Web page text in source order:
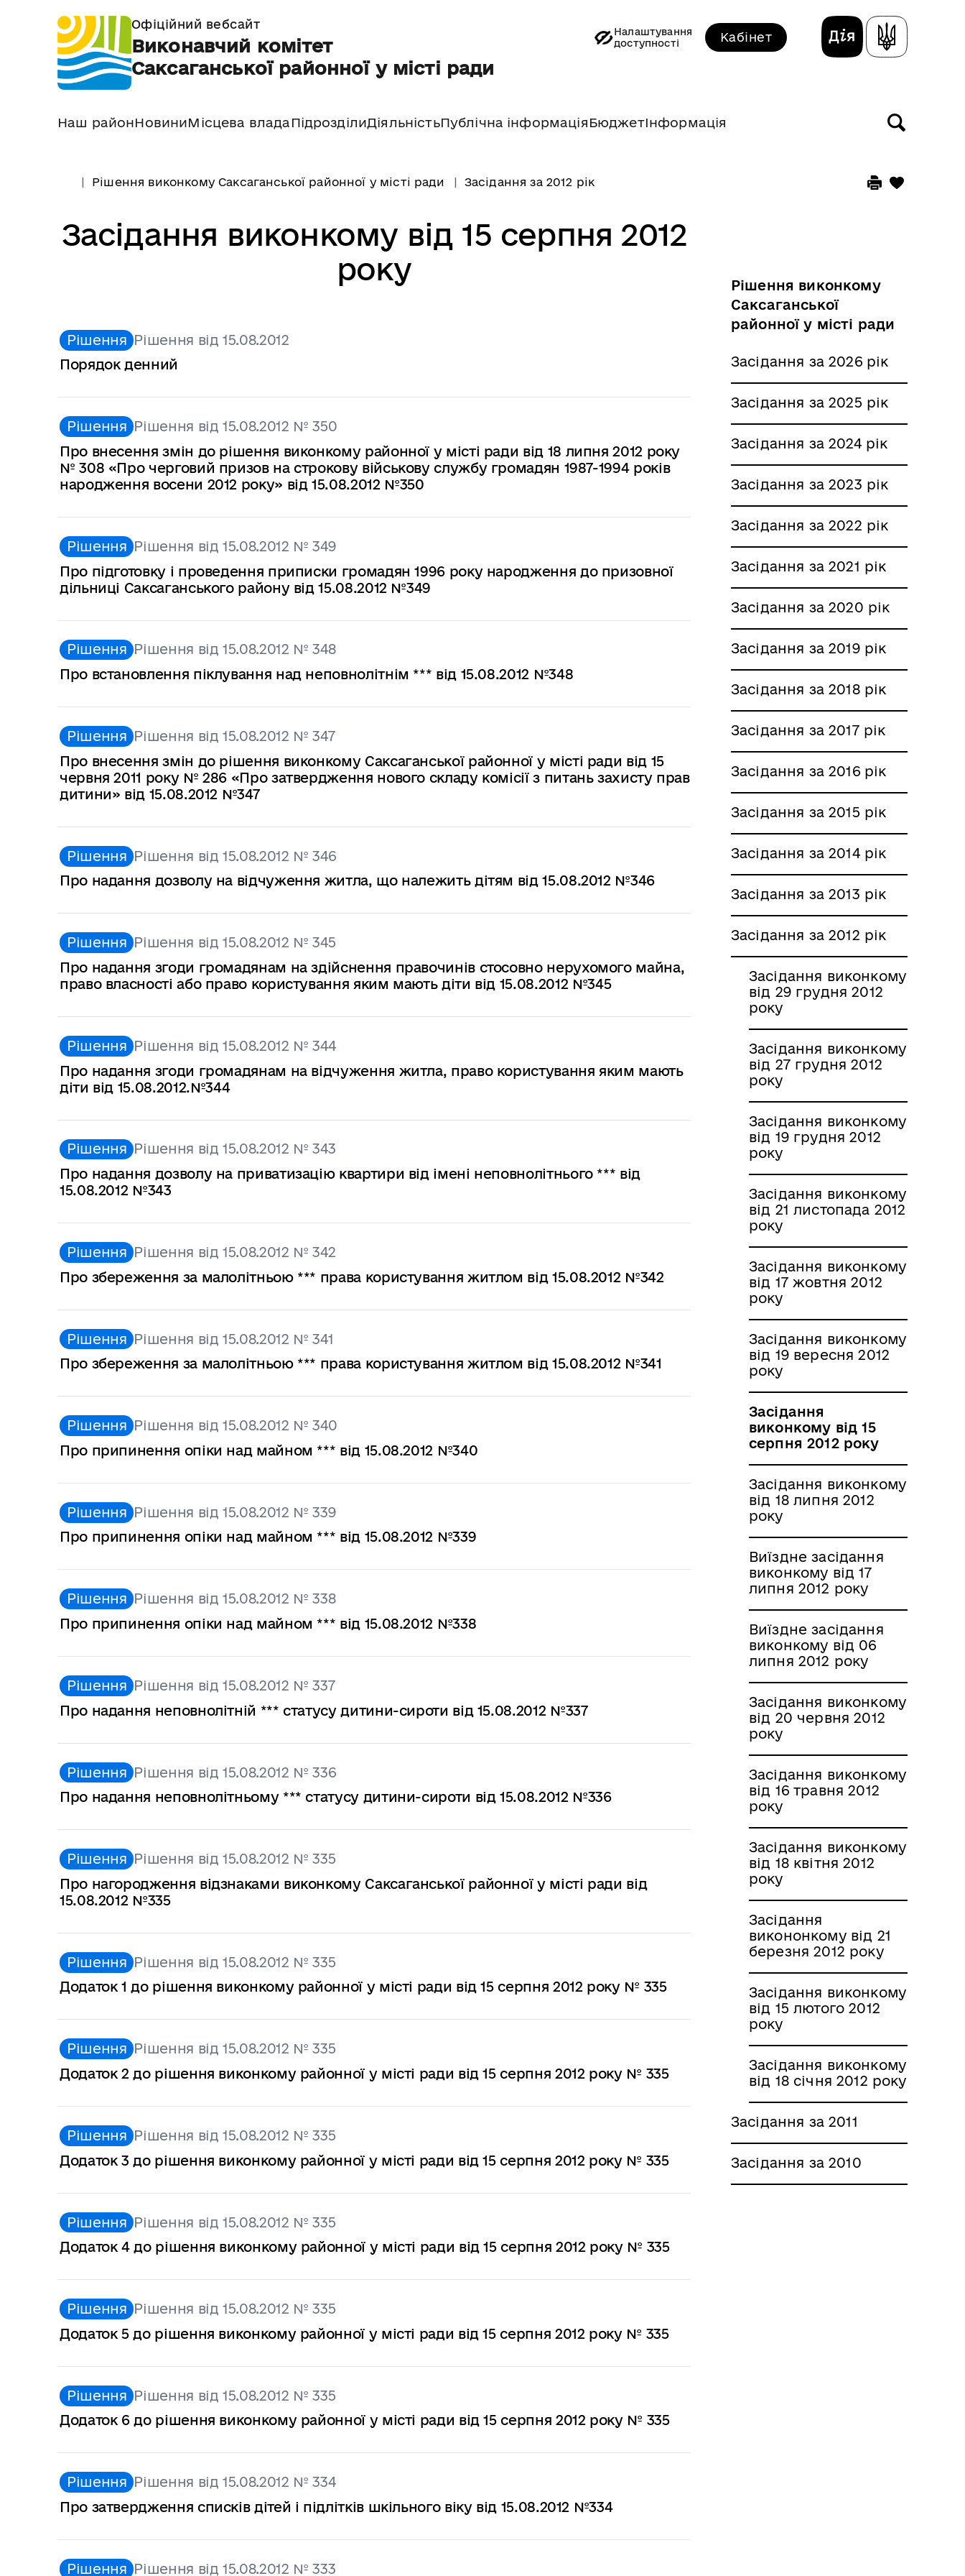
Офіційний вебсайт
Виконавчий комітет
Саксаганської районної у місті ради
Налаштування
доступності
Кабінет
Наш районНовиниМісцева влада ПідрозділиДіяльністьПублічна інформація БюджетІнформація
Рішення виконкому Саксаганської районної у місті ради Засідання за 2012 рік
Засідання виконкому від 15 серпня 2012
року
Рішення Рішення від 15.08.2012
Порядок денний
Рішення Рішення від 15.08.2012 № 350
Про внесення змін до рішення виконкому районної у місті ради від 18 липня 2012 року
№ 308 «Про черговий призов на строкову військову службу громадян 1987-1994 років
народження восени 2012 року» від 15.08.2012 №350
Рішення Рішення від 15.08.2012 № 349
Про підготовку і проведення приписки громадян 1996 року народження до призовної
дільниці Саксаганського району від 15.08.2012 №349
Рішення Рішення від 15.08.2012 № 348
Про встановлення піклування над неповнолітнім *** від 15.08.2012 №348
Рішення Рішення від 15.08.2012 № 347
Про внесення змін до рішення виконкому Саксаганської районної у місті ради від 15
червня 2011 року № 286 «Про затвердження нового складу комісії з питань захисту прав
дитини» від 15.08.2012 №347
Рішення Рішення від 15.08.2012 № 346
Про надання дозволу на відчуження житла, що належить дітям від 15.08.2012 №346
Рішення Рішення від 15.08.2012 № 345
Про надання згоди громадянам на здійснення правочинів стосовно нерухомого майна,
право власності або право користування яким мають діти від 15.08.2012 №345
Рішення Рішення від 15.08.2012 № 344
Про надання згоди громадянам на відчуження житла, право користування яким мають
діти від 15.08.2012.№344
Рішення Рішення від 15.08.2012 № 343
Про надання дозволу на приватизацію квартири від імені неповнолітнього *** від
15.08.2012 №343
Рішення Рішення від 15.08.2012 № 342
Про збереження за малолітньою *** права користування житлом від 15.08.2012 №342
Рішення Рішення від 15.08.2012 № 341
Про збереження за малолітньою *** права користування житлом від 15.08.2012 №341
Рішення Рішення від 15.08.2012 № 340
Про припинення опіки над майном *** від 15.08.2012 №340
Рішення Рішення від 15.08.2012 № 339
Про припинення опіки над майном *** від 15.08.2012 №339
Рішення Рішення від 15.08.2012 № 338
Про припинення опіки над майном *** від 15.08.2012 №338
Рішення Рішення від 15.08.2012 № 337
Про надання неповнолітній *** статусу дитини-сироти від 15.08.2012 №337
Рішення Рішення від 15.08.2012 № 336
Про надання неповнолітньому *** статусу дитини-сироти від 15.08.2012 №336
Рішення Рішення від 15.08.2012 № 335
Про нагородження відзнаками виконкому Саксаганської районної у місті ради від
15.08.2012 №335
Рішення Рішення від 15.08.2012 № 335
Додаток 1 до рішення виконкому районної у місті ради від 15 серпня 2012 року № 335
Рішення Рішення від 15.08.2012 № 335
Додаток 2 до рішення виконкому районної у місті ради від 15 серпня 2012 року № 335
Рішення Рішення від 15.08.2012 № 335
Додаток 3 до рішення виконкому районної у місті ради від 15 серпня 2012 року № 335
Рішення Рішення від 15.08.2012 № 335
Додаток 4 до рішення виконкому районної у місті ради від 15 серпня 2012 року № 335
Рішення Рішення від 15.08.2012 № 335
Додаток 5 до рішення виконкому районної у місті ради від 15 серпня 2012 року № 335
Рішення Рішення від 15.08.2012 № 335
Додаток 6 до рішення виконкому районної у місті ради від 15 серпня 2012 року № 335
Рішення Рішення від 15.08.2012 № 334
Про затвердження списків дітей і підлітків шкільного віку від 15.08.2012 №334
Рішення Рішення від 15.08.2012 № 333
Рішення виконкому
Саксаганської
районної у місті ради
Засідання за 2026 рік
Засідання за 2025 рік
Засідання за 2024 рік
Засідання за 2023 рік
Засідання за 2022 рік
Засідання за 2021 рік
Засідання за 2020 рік
Засідання за 2019 рік
Засідання за 2018 рік
Засідання за 2017 рік
Засідання за 2016 рік
Засідання за 2015 рік
Засідання за 2014 рік
Засідання за 2013 рік
Засідання за 2012 рік
Засідання виконкому
від 29 грудня 2012
року
Засідання виконкому
від 27 грудня 2012
року
Засідання виконкому
від 19 грудня 2012
року
Засідання виконкому
від 21 листопада 2012
року
Засідання виконкому
від 17 жовтня 2012
року
Засідання виконкому
від 19 вересня 2012
року
Засідання
виконкому від 15
серпня 2012 року
Засідання виконкому
від 18 липня 2012
року
Виїздне засідання
виконкому від 17
липня 2012 року
Виїздне засідання
виконкому від 06
липня 2012 року
Засідання виконкому
від 20 червня 2012
року
Засідання виконкому
від 16 травня 2012
року
Засідання виконкому
від 18 квітня 2012
року
Засідання
викононкому від 21
березня 2012 року
Засідання виконкому
від 15 лютого 2012
року
Засідання виконкому
від 18 січня 2012 року
Засідання за 2011
Засідання за 2010